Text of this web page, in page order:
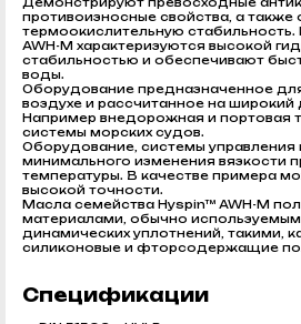
противоизносные свойства, а также
термоокислительную стабильность.
AWH-M характеризуются высокой
стабильностью и обеспечивают
воды.
Оборудование предназначенное
воздухе и рассчитанное на широкий
Например внедорожная и портовая
системы морских судов.
Оборудование, системы управления
минимального изменения вязкости
температуры. В качестве примера
высокой точности.
Масла семейства Hyspin™ AWH-M
материалами, обычно
динамических уплотнений, такими,
силиконовые и фторсодержащие
Спецификации